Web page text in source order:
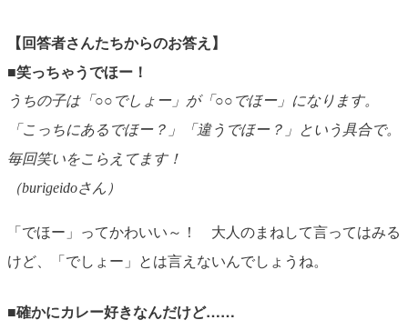
【回答者さんたちからのお答え】
■笑っちゃうでほー！
うちの子は「○○でしょー」が「○○でほー」になります。
「こっちにあるでほー？」「違うでほー？」という具合で。
毎回笑いをこらえてます！
（burigeidoさん）
「でほー」ってかわいい～！ 大人のまねして言ってはみる
けど、「でしょー」とは言えないんでしょうね。
■確かにカレー好きなんだけど……